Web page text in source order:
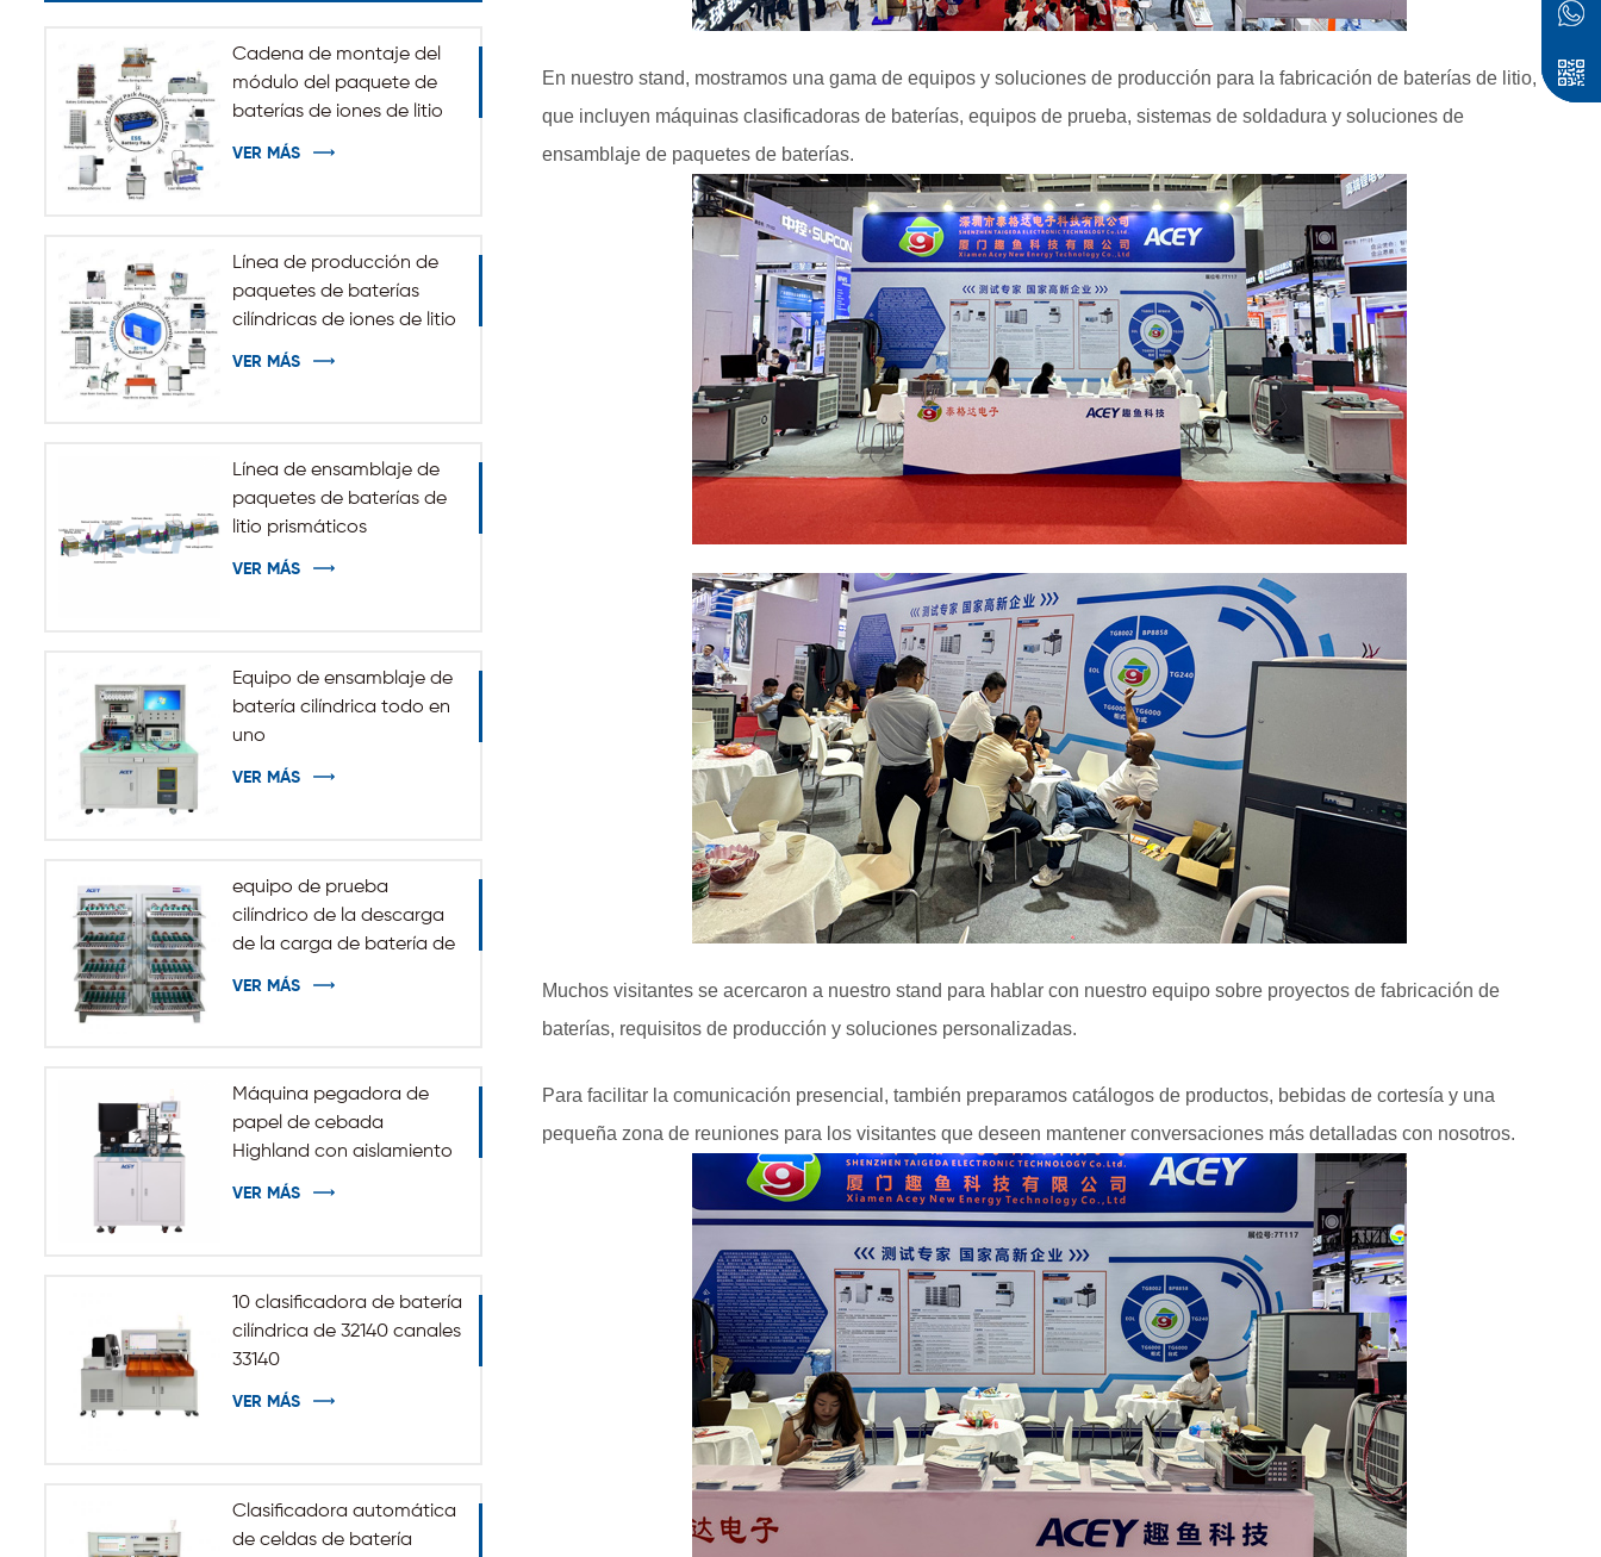
Cadena de montaje del
módulo del paquete de
baterías de iones de litio
del sistema de
VER MÁS
Línea de producción de
paquetes de baterías
cilíndricas de iones de litio
32140 33140
VER MÁS
Línea de ensamblaje de
paquetes de baterías de
litio prismáticos
automáticos
VER MÁS
Equipo de ensamblaje de
batería cilíndrica todo en
uno
VER MÁS
equipo de prueba
cilíndrico de la descarga
de la carga de batería de
5V 10A 20A 18650-32140
VER MÁS
Máquina pegadora de
papel de cebada
Highland con aislamiento
automático para batería
VER MÁS
10 clasificadora de batería
cilíndrica de 32140 canales
33140
VER MÁS
Clasificadora automática
de celdas de batería
En nuestro stand, mostramos una gama de equipos y soluciones de producción para la fabricación de baterías de litio,
que incluyen máquinas clasificadoras de baterías, equipos de prueba, sistemas de soldadura y soluciones de
ensamblaje de paquetes de baterías.
Muchos visitantes se acercaron a nuestro stand para hablar con nuestro equipo sobre proyectos de fabricación de
baterías, requisitos de producción y soluciones personalizadas.
Para facilitar la comunicación presencial, también preparamos catálogos de productos, bebidas de cortesía y una
pequeña zona de reuniones para los visitantes que deseen mantener conversaciones más detalladas con nosotros.